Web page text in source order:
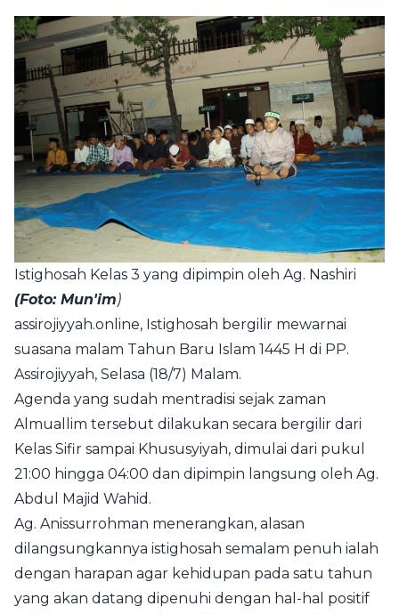
Istighosah Kelas 3 yang dipimpin oleh Ag. Nashiri
(Foto: Mun'im)
assirojiyyah.online, Istighosah bergilir mewarnai
suasana malam Tahun Baru Islam 1445 H di PP.
Assirojiyyah, Selasa (18/7) Malam.
Agenda yang sudah mentradisi sejak zaman
Almuallim tersebut dilakukan secara bergilir dari
Kelas Sifir sampai Khususyiyah, dimulai dari pukul
21:00 hingga 04:00 dan dipimpin langsung oleh Ag.
Abdul Majid Wahid.
Ag. Anissurrohman menerangkan, alasan
dilangsungkannya istighosah semalam penuh ialah
dengan harapan agar kehidupan pada satu tahun
yang akan datang dipenuhi dengan hal-hal positif